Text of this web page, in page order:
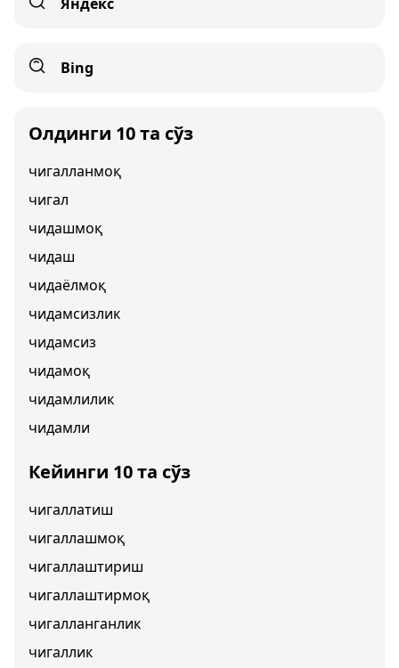
Bing
Олдинги 10 та сўз
чигалланмоқ
чигал
чидашмоқ
чидаш
чидаёлмоқ
чидамсизлик
чидамсиз
чидамоқ
чидамлилик
чидамли
Кейинги 10 та сўз
чигаллатиш
чигаллашмоқ
чигаллаштириш
чигаллаштирмоқ
чигалланганлик
чигаллик